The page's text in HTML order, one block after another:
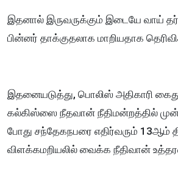
இதனால் இருவருக்கும் இடையே வாய்
பின்னர் தாக்குதலாக மாறியதாக
இதனையடுத்து, பொலிஸ் அதிகாரி
கல்கிஸ்ஸை நீதவான் நீதிமன்றத்தில்
போது சந்தேகநபரை எதிர்வரும் 13ஆம்
விளக்கமறியலில் வைக்க நீதிவான்